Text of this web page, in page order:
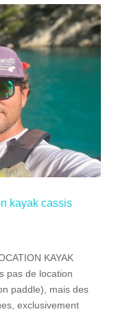
kayak cassis
KAYAK
pas de location
paddle), mais des
exclusivement